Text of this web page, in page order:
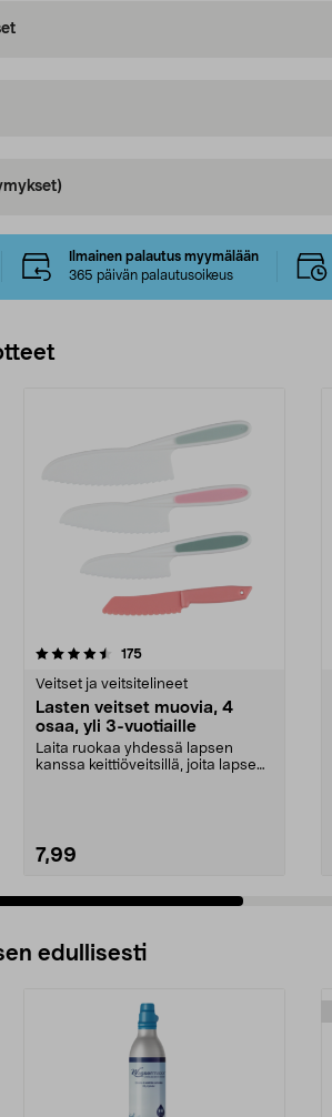
Ilmainen palautus myymälään
365 päivän palautusoikeus
175arvostelut
Veitset ja veitsitelineet
Lasten veitset muovia, 4
osaa, yli 3-vuotiaille
Laita ruokaa yhdessä lapsen
kanssa keittiöveitsillä, joita lapsen
7,99
4.5 viidestä
edullisesti